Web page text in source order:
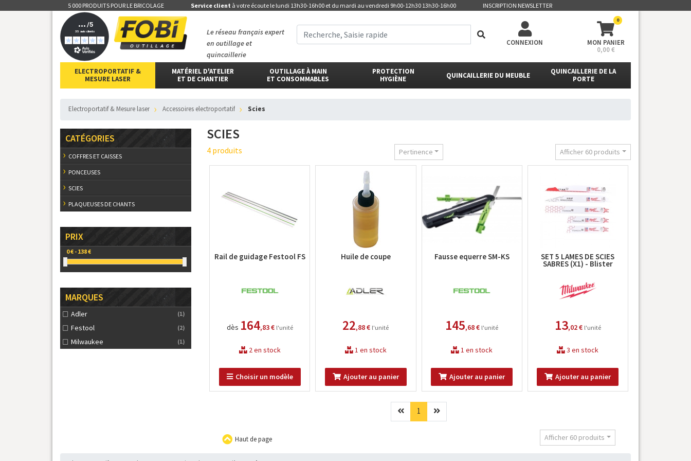
5 000 PRODUITS POUR LE BRICOLAGE Service client à votre écoute le lundi 13h30-16h00 et du mardi au vendredi 9h00-12h30 13h30-16h00 INSCRIPTION NEWSLETTER
Le réseau français expert
en outillage et
quincaillerie
CONNEXION
0
MON PANIER
0,00 €
ELECTROPORTATIF &
MESURE LASER
MATÉRIEL D'ATELIER
ET DE CHANTIER
OUTILLAGE À MAIN
ET CONSOMMABLES
PROTECTION
HYGIÈNE
QUINCAILLERIE DU MEUBLE
QUINCAILLERIE DE LA
PORTE
Electroportatif & Mesure laser accessoires electroportatif scies
CATÉGORIES
COFFRES ET CAISSES
PONCEUSES
SCIES
PLAQUEUSES DE CHANTS
PRIX
MARQUES
Adler (1)
Festool (2)
Milwaukee (1)
SCIES
4 produits Pertinence Afficher 60 produits
Rail de guidage Festool FS
dès 164,83 € l'unité
2 en stock
Choisir un modèle
Huile de coupe
22,88 € l'unité
1 en stock
Ajouter au panier
Fausse equerre SM-KS
145,68 € l'unité
1 en stock
Ajouter au panier
SET 5 LAMES DE SCIES
SABRES (X1) - Blister
13,02 € l'unité
3 en stock
Ajouter au panier
Précédent
1 (current)Suivant
Haut de page Afficher 60 produits